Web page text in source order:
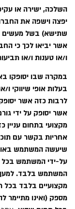
השלכה, ישירה או
יפצה וישפה את
שתישא) בשל
אשר יביאו לכך כי
ו/או טענות ו/או
במקרה שבו יסופקו
בעלות אופי שיווקי
לרבות כזה אשר
אשר יסופק על ידי
מקצועי בתחום
אחריות בקשר עם תוכן
שיעשה המשתמש
על-ידי המשתמש בכל
המשתמש בלבד. למען
מקצועיים בלבד בכל
מספק (ואינו מתיימר